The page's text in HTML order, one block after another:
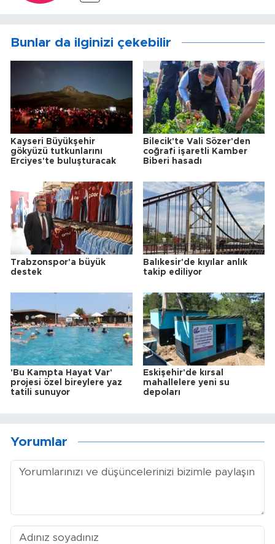
Bunlar da ilginizi çekebilir
Kayseri Büyükşehir
gökyüzü tutkunlarını
Erciyes'te buluşturacak
Bilecik'te Vali Sözer'den
coğrafi işaretli Kamber
Biberi hasadı
Trabzonspor'a büyük
destek
Balıkesir'de kıyılar anlık
takip ediliyor
'Bu Kampta Hayat Var'
projesi özel bireylere yaz
tatili sunuyor
Eskişehir'de kırsal
mahallelere yeni su
depoları
Yorumlar